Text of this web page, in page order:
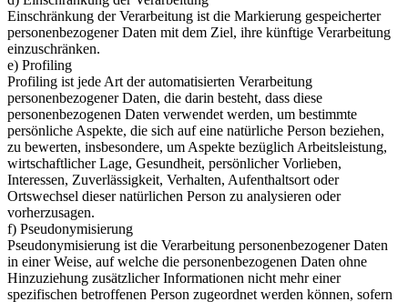
Einschränkung der Verarbeitung ist die Markierung gespeicherter
personenbezogener Daten mit dem Ziel, ihre künftige Verarbeitung
einzuschränken.
e) Profiling
Profiling ist jede Art der automatisierten Verarbeitung
personenbezogener Daten, die darin besteht, dass diese
personenbezogenen Daten verwendet werden, um bestimmte
persönliche Aspekte, die sich auf eine natürliche Person beziehen,
zu bewerten, insbesondere, um Aspekte bezüglich Arbeitsleistung,
wirtschaftlicher Lage, Gesundheit, persönlicher Vorlieben,
Interessen, Zuverlässigkeit, Verhalten, Aufenthaltsort oder
Ortswechsel dieser natürlichen Person zu analysieren oder
vorherzusagen.
f) Pseudonymisierung
Pseudonymisierung ist die Verarbeitung personenbezogener Daten
in einer Weise, auf welche die personenbezogenen Daten ohne
Hinzuziehung zusätzlicher Informationen nicht mehr einer
spezifischen betroffenen Person zugeordnet werden können, sofern